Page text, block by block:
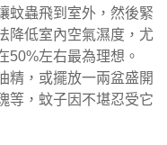
蚊蟲飛到室外，然後緊
降低室內空氣濕度，尤
50%左右最為理想。
精，或擺放一兩盆盛開
等，蚊子因不堪忍受它